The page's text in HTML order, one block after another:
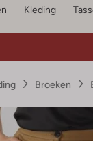
Kleding
Broeken